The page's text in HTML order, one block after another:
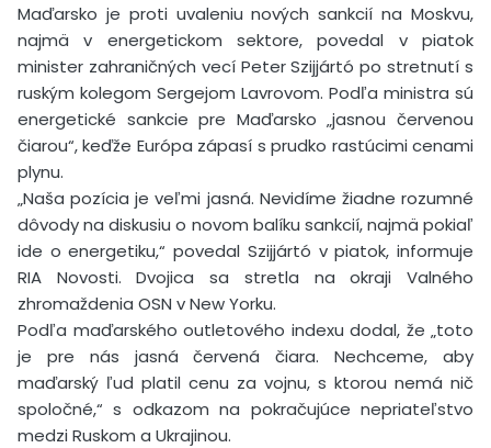
Maďarsko je proti uvaleniu nových sankcií na Moskvu,
najmä v energetickom sektore, povedal v piatok
minister zahraničných vecí Peter Szijjártó po stretnutí s
ruským kolegom Sergejom Lavrovom. Podľa ministra sú
energetické sankcie pre Maďarsko „jasnou červenou
čiarou“, keďže Európa zápasí s prudko rastúcimi cenami
plynu.
„Naša pozícia je veľmi jasná. Nevidíme žiadne rozumné
dôvody na diskusiu o novom balíku sankcií, najmä pokiaľ
ide o energetiku,“ povedal Szijjártó v piatok, informuje
RIA Novosti. Dvojica sa stretla na okraji Valného
zhromaždenia OSN v New Yorku.
Podľa maďarského outletového indexu dodal, že „toto
je pre nás jasná červená čiara. Nechceme, aby
maďarský ľud platil cenu za vojnu, s ktorou nemá nič
spoločné,“ s odkazom na pokračujúce nepriateľstvo
medzi Ruskom a Ukrajinou.